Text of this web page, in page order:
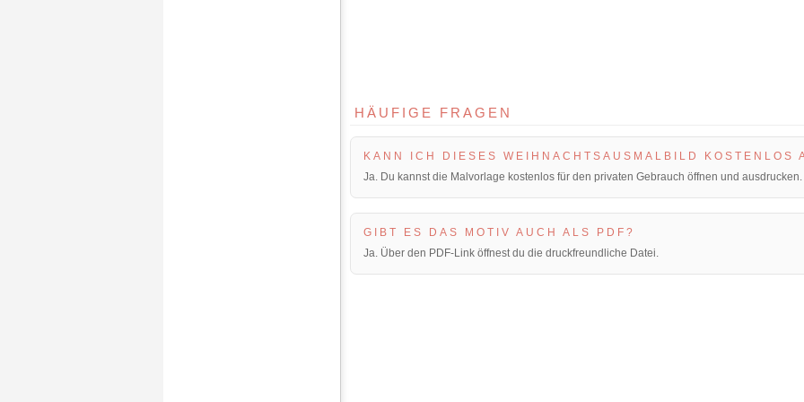
HÄUFIGE FRAGEN
KANN ICH DIESES WEIHNACHTSAUSMALBILD KOSTENLOS
Ja. Du kannst die Malvorlage kostenlos für den privaten Gebrauch öffnen und ausdrucken.
GIBT ES DAS MOTIV AUCH ALS PDF?
Ja. Über den PDF-Link öffnest du die druckfreundliche Datei.